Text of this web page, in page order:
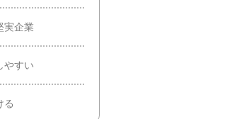
実企業
やすい
る